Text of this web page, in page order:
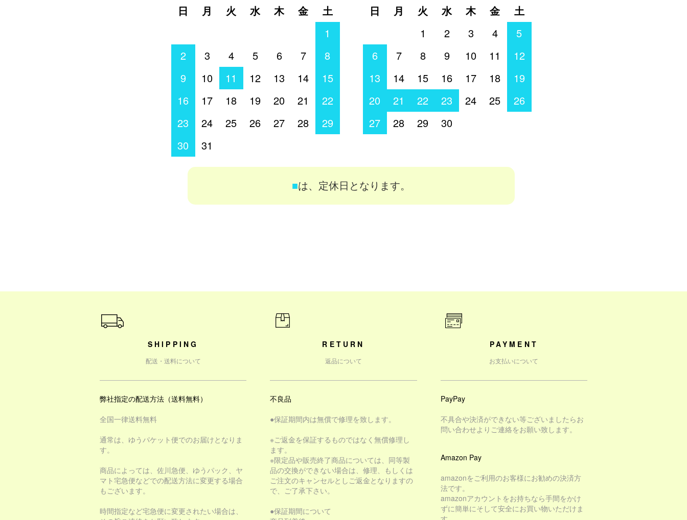
日 月 火 水 木 金
土
1
2
3 4 5 6 7
8
9
10 11 12 13 14
15
16
17 18 19 20 21
22
23
24 25 26 27 28
29
30
31
日 月 火 水 木 金
土
1
2 3 4
5
6
7 8 9 10 11
12
13
14 15 16 17 18
19
20
21 22 23 24 25
26
27
28 29 30
■は、定休日となります。
ショッピングガイド
SHIPPING
配送・送料について
弊社指定の配送方法（送料無料）
全国一律送料無料
通常は、ゆうパケット便でのお届けとなりま
す。
商品によっては、佐川急便、ゆうパック、ヤ
マト宅急便などでの配送方法に変更する場合
もございます。
時間指定など宅急便に変更されたい場合は、
RETURN
返品について
不良品
●保証期間内は無償で修理を致します。
※ご返金を保証するものではなく無償修理し
ます。
※限定品や販売終了商品については、同等製
品の交換ができない場合は、修理、もしくは
ご注文のキャンセルとしご返金となりますの
で、ご了承下さい。
●保証期間について
PAYMENT
お支払いについて
PayPay
不具合や決済ができない等ございましたらお
問い合わせよりご連絡をお願い致します。
Amazon Pay
amazonをご利用のお客様にお勧めの決済方
法です。
amazonアカウントをお持ちなら手間をかけ
ずに簡単にそして安全にお買い物いただけま